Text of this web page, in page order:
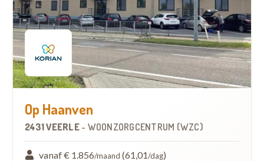
Op Haanven
2431 VEERLE - WOONZORGCENTRUM (WZC)
vanaf € 1.856/maand (61,01/dag)